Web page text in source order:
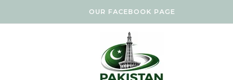
OUR FACEBOOK PAGE